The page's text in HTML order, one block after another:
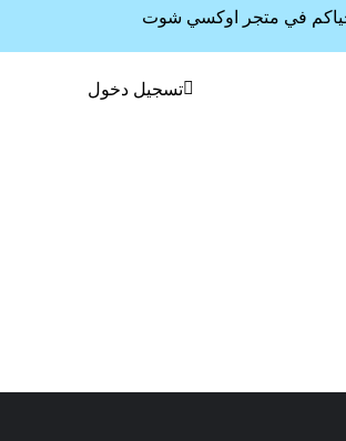
في متجر اوكسي شوت
تسجيل دخول